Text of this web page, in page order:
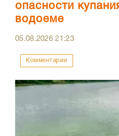
опасности
водоеме
05.08.202621:23
Комментарии